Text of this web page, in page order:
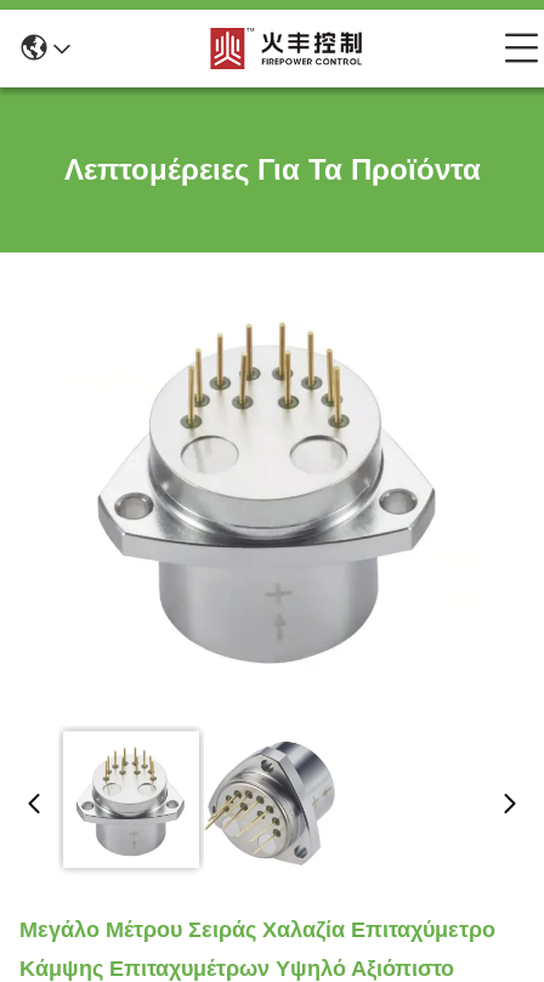
Λεπτομέρειες Για Τα Προϊόντα
Μεγάλο Μέτρου Σειράς Χαλαζία Επιταχύμετρο
Κάμψης Επιταχυμέτρων Υψηλό Αξιόπιστο